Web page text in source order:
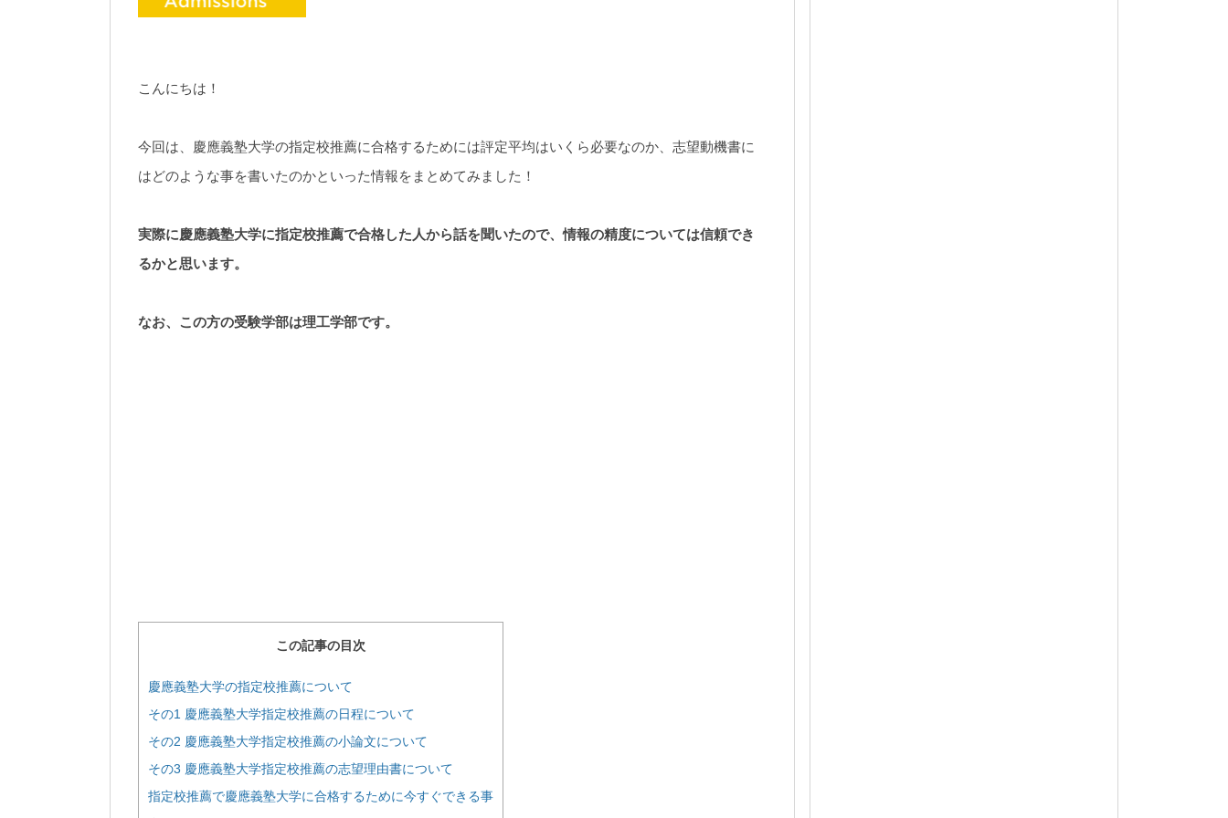
こんにちは！
今回は、慶應義塾大学の指定校推薦に合格するためには評定平均はいくら必要なのか、志望動機書に
はどのような事を書いたのかといった情報をまとめてみました！
実際に慶應義塾大学に指定校推薦で合格した人から話を聞いたので、情報の精度については信頼でき
るかと思います。
なお、この方の受験学部は理工学部です。
この記事の目次
慶應義塾大学の指定校推薦について
その1 慶應義塾大学指定校推薦の日程について
その2 慶應義塾大学指定校推薦の小論文について
その3 慶應義塾大学指定校推薦の志望理由書について
指定校推薦で慶應義塾大学に合格するために今すぐできる事